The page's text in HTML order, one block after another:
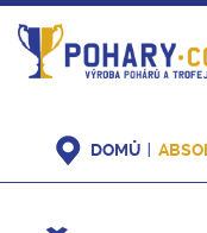
DOMŮ